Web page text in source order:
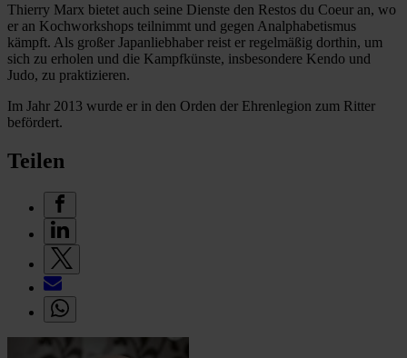
Thierry Marx bietet auch seine Dienste den Restos du Coeur an, wo
er an Kochworkshops teilnimmt und gegen Analphabetismus
kämpft. Als großer Japanliebhaber reist er regelmäßig dorthin, um
sich zu erholen und die Kampfkünste, insbesondere Kendo und
Judo, zu praktizieren.
Im Jahr 2013 wurde er in den Orden der Ehrenlegion zum Ritter
befördert.
Teilen